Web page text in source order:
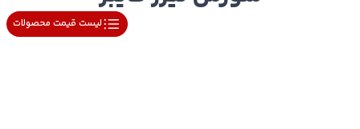
لیست قیمت محصولات